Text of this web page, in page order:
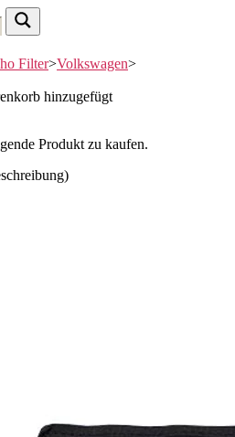
Filter>Volkswagen>
hinzugefügt
Produkt zu kaufen.